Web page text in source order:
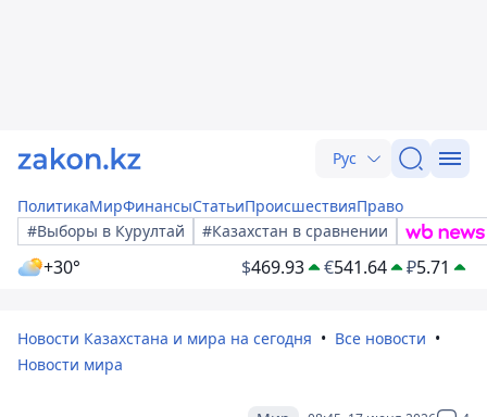
Рус
ПолитикаМирФинансыСтатьиПроисшествияПраво
#Выборы в Курултай
#Казахстан в сравнении
+30° $469.93 €541.64 ₽5.71
Новости Казахстана и мира на сегодня
Все новости
Новости мира